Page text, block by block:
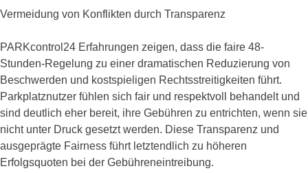
Vermeidung von Konflikten durch Transparenz
PARKcontrol24 Erfahrungen zeigen, dass die faire 48-
Stunden-Regelung zu einer dramatischen Reduzierung von
Beschwerden und kostspieligen Rechtsstreitigkeiten führt.
Parkplatznutzer fühlen sich fair und respektvoll behandelt und
sind deutlich eher bereit, ihre Gebühren zu entrichten, wenn sie
nicht unter Druck gesetzt werden. Diese Transparenz und
ausgeprägte Fairness führt letztendlich zu höheren
Erfolgsquoten bei der Gebühreneintreibung.